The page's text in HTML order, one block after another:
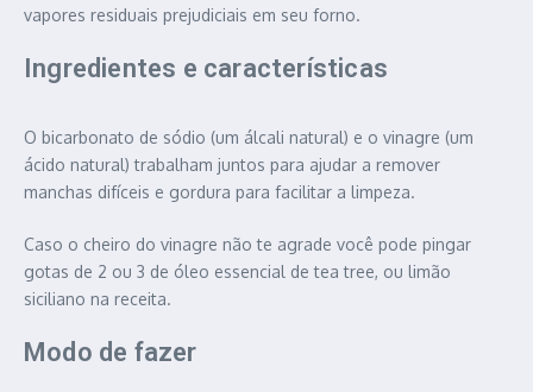
vapores residuais prejudiciais em seu forno.
Ingredientes e características
O bicarbonato de sódio (um álcali natural) e o vinagre (um
ácido natural) trabalham juntos para ajudar a remover
manchas difíceis e gordura para facilitar a limpeza.
Caso o cheiro do vinagre não te agrade você pode pingar
gotas de 2 ou 3 de óleo essencial de tea tree, ou limão
siciliano na receita.
Modo de fazer